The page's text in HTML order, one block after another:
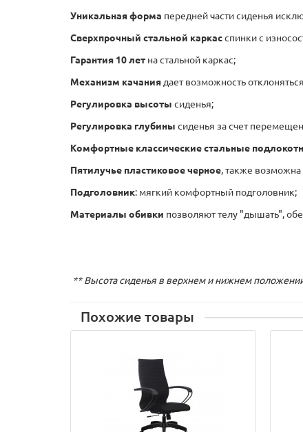
Уникальная форма передней части сиденья
Сверхпрочный стальной каркасспинки с
Гарантия 10 лет на стальной каркас;
Механизм качания дает возможность
Регулировка высоты сиденья;
Регулировка глубины сиденья за счет
Комфортные классические стальные
Пятилучье пластиковое черное, также
Подголовник: мягкий комфортный подголовник;
Материалы обивки позволяют телу "дышать",
** Высота сиденья в верхнем и нижнем
Похожие товары